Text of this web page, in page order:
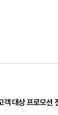
객 대상 프로모션